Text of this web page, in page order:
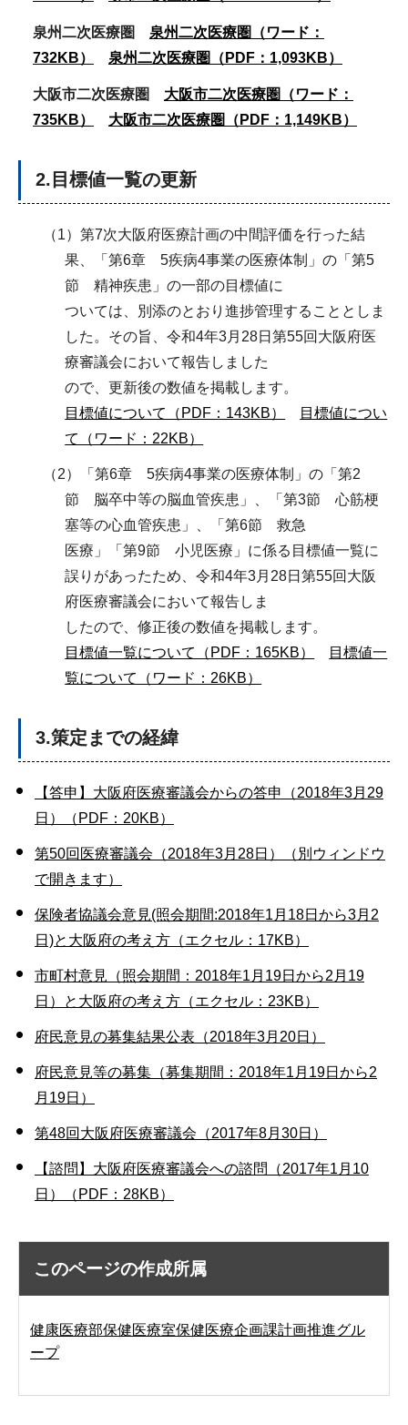
泉州二次医療圏
泉州二次医療圏（ワード：
732KB）
泉州二次医療圏（PDF：1,093KB）
大阪市二次医療圏 大阪市二次医療圏（ワード：
735KB）
大阪市二次医療圏（PDF：1,149KB）
2.目標値一覧の更新
（1）第7次大阪府医療計画の中間評価を行った結
果、「第6章 5疾病4事業の医療体制」の「第5
節 精神疾患」の一部の目標値に
ついては、別添のとおり進捗管理することとしま
した。その旨、令和4年3月28日第55回大阪府医
療審議会において報告しました
ので、更新後の数値を掲載します。
目標値について（PDF：143KB）
目標値につい
て（ワード：22KB）
（2）「第6章 5疾病4事業の医療体制」の「第2
節 脳卒中等の脳血管疾患」、「第3節 心筋梗
塞等の心血管疾患」、「第6節 救急
医療」「第9節 小児医療」に係る目標値一覧に
誤りがあったため、令和4年3月28日第55回大阪
府医療審議会において報告しま
したので、修正後の数値を掲載します。
目標値一覧について（PDF：165KB）
目標値一
覧について（ワード：26KB）
3.策定までの経緯
【答申】大阪府医療審議会からの答申（2018年3月29
日）（PDF：20KB）
第50回医療審議会（2018年3月28日）（別ウィンドウ
で開きます）
保険者協議会意見(照会期間:2018年1月18日から3月2
日)と大阪府の考え方（エクセル：17KB）
市町村意見（照会期間：2018年1月19日から2月19
日）と大阪府の考え方（エクセル：23KB）
府民意見の募集結果公表（2018年3月20日）
府民意見等の募集（募集期間：2018年1月19日から2
月19日）
第48回大阪府医療審議会（2017年8月30日）
【諮問】大阪府医療審議会への諮問（2017年1月10
日）（PDF：28KB）
このページの作成所属
健康医療部保健医療室保健医療企画課計画推進グル
ープ